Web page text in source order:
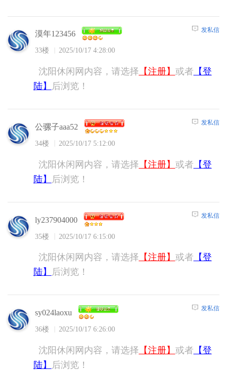
漠年123456
33楼 2025/10/17 4:28:00
发私信
沈阳休闲网内容，请选择 【注册】 或者 【登
陆】
后浏览！
公骡子aaa52
34楼 2025/10/17 5:12:00
发私信
沈阳休闲网内容，请选择 【注册】 或者 【登
陆】
后浏览！
ly237904000
35楼 2025/10/17 6:15:00
发私信
沈阳休闲网内容，请选择 【注册】 或者 【登
陆】
后浏览！
sy024laoxu
36楼 2025/10/17 6:26:00
发私信
沈阳休闲网内容，请选择 【注册】 或者 【登
陆】
后浏览！